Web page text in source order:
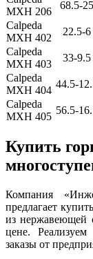
MXH 206
68.5-25
Calpeda
MXH 402
22.5-6
Calpeda
MXH 403
33-9.5
Calpeda
MXH 404
44.5-
Calpeda
MXH 405
56.5-
Купить
Компания
предлагает
из нержавеющей
цене.
заказы от